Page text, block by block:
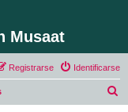
Musaat
Identificarse
Registrarse